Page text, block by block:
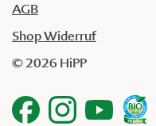
AGB
Shop Widerruf
© 2026 HiPP